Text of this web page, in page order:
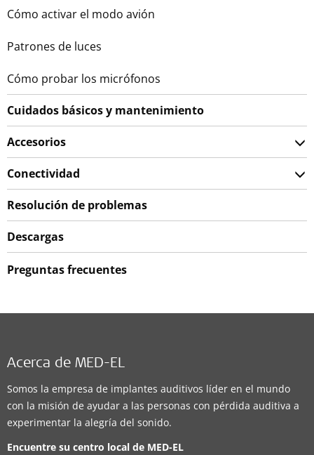
Cómo activar el modo avión
Patrones de luces
Cómo probar los micrófonos
Cuidados básicos y mantenimiento
Accesorios
Conectividad
Resolución de problemas
Descargas
Preguntas frecuentes
Acerca de MED-EL
Somos la empresa de implantes auditivos líder en el mundo
con la misión de ayudar a las personas con pérdida auditiva a
experimentar la alegría del sonido.
Encuentre su centro local de MED-EL